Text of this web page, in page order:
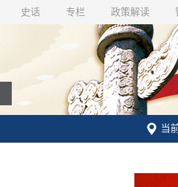
史话 专栏 政策解读
当